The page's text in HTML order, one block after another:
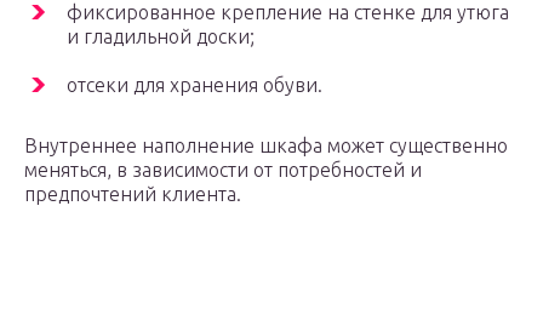
фиксированное крепление на стенке для утюга
и гладильной доски;
отсеки для хранения обуви.
Внутреннее наполнение шкафа может существенно
меняться, в зависимости от потребностей и
предпочтений клиента.